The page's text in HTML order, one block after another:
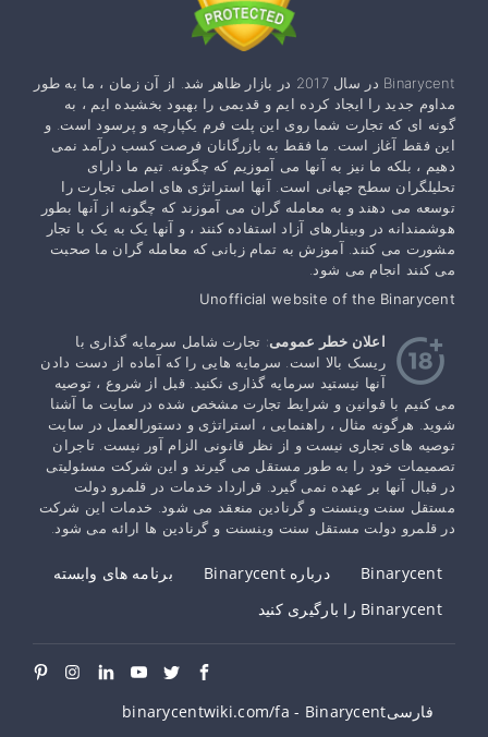
Binarycent در سال 2017 در بازار ظاهر شد. از آن زمان ، ما به طور
مداوم جدید را ایجاد کرده ایم و قدیمی را بهبود بخشیده ایم ، به
گونه ای که تجارت شما روی این پلت فرم یکپارچه و پرسود است. و
این فقط آغاز است. ما فقط به بازرگانان فرصت کسب درآمد نمی
دهیم ، بلکه ما نیز به آنها می آموزیم که چگونه. تیم ما دارای
تحلیلگران سطح جهانی است. آنها استراتژی های اصلی تجارت را
توسعه می دهند و به معامله گران می آموزند که چگونه از آنها بطور
هوشمندانه در وبینارهای آزاد استفاده کنند ، و آنها یک به یک با تجار
مشورت می کنند. آموزش به تمام زبانی که معامله گران ما صحبت
می کنند انجام می شود.
Unofficial website of the Binarycent
اعلان خطر عمومی: تجارت شامل سرمایه گذاری با
ریسک بالا است. سرمایه هایی را که آماده از دست دادن
آنها نیستید سرمایه گذاری نکنید. قبل از شروع ، توصیه
می کنیم با قوانین و شرایط تجارت مشخص شده در سایت ما آشنا
شوید. هرگونه مثال ، راهنمایی ، استراتژی و دستورالعمل در سایت
توصیه های تجاری نیست و از نظر قانونی الزام آور نیست. تاجران
تصمیمات خود را به طور مستقل می گیرند و این شرکت مسئولیتی
در قبال آنها بر عهده نمی گیرد. قرارداد خدمات در قلمرو دولت
مستقل سنت وینسنت و گرنادین منعقد می شود. خدمات این شرکت
در قلمرو دولت مستقل سنت وینسنت و گرنادین ها ارائه می شود.
Binarycent درباره Binarycent
برنامه های وابسته
Binarycent را بارگیری کنید
فارسیBinarycent - ‫binarycentwiki.com/fa